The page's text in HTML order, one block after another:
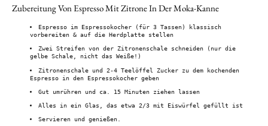
Zubereitung Von Espresso Mit Zitrone In Der Moka-Kanne
Espresso im Espressokocher (für 3 Tassen) klassisch
vorbereiten & auf die Herdplatte stellen
Zwei Streifen von der Zitronenschale schneiden (nur die
gelbe Schale, nicht das Weiße!)
Zitronenschale und 2-4 Teelöffel Zucker zu dem kochenden
Espresso in den Espressokocher geben
Gut umrühren und ca. 15 Minuten ziehen lassen
Alles in ein Glas, das etwa 2/3 mit Eiswürfel gefüllt ist
Servieren und genießen.